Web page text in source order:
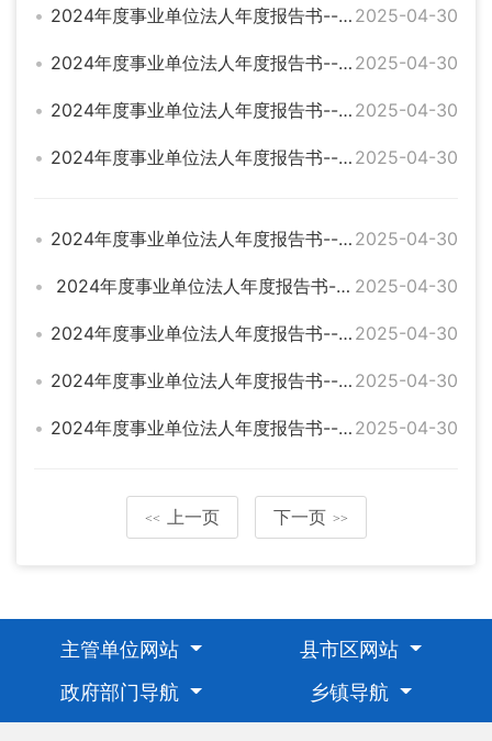
2024年度事业单位法人年度报告书--临湘市铁山咀电排站 2025-04-30
2024年度事业单位法人年度报告书--临湘市荆竹山国有林场 2025-04-30
2024年度事业单位法人年度报告书--临湘市园艺工作站 2025-04-30
2024年度事业单位法人年度报告书--临湘市詹桥镇贺畈卫生院 2025-04-30
2024年度事业单位法人年度报告书--临湘市聂市镇乘风卫生院 2025-04-30
2024年度事业单位法人年度报告书--临湘市江南镇卫生院 2025-04-30
2024年度事业单位法人年度报告书--临湘市坦渡镇桐梓铺卫生院 2025-04-30
2024年度事业单位法人年度报告书--临湘市詹桥镇中心卫生院 2025-04-30
2024年度事业单位法人年度报告书--临湘市桃林镇中心卫生院 2025-04-30
<< 上一页 下一页 >>
主管单位网站
县市区网站
政府部门导航
乡镇导航